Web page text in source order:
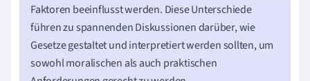
Faktoren beeinflusst werden. Diese Unterschiede
führen zu spannenden Diskussionen darüber, wie
Gesetze gestaltet und interpretiert werden sollten, um
sowohl moralischen als auch praktischen